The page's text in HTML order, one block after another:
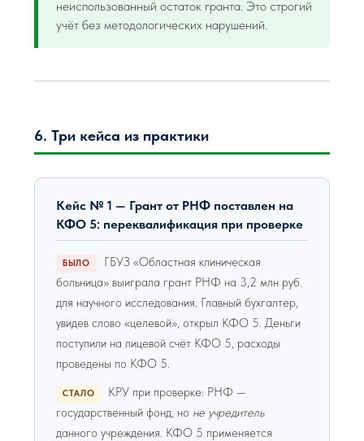
неиспользованный остаток гранта. Это строгий
учёт без методологических нарушений.
6. Три кейса из практики
Кейс № 1 — Грант от РНФ поставлен на
КФО 5: переквалификация при проверке
БЫЛО
ГБУЗ «Областная клиническая
больница» выиграла грант РНФ на 3,2 млн руб.
для научного исследования. Главный бухгалтер,
увидев слово «целевой», открыл КФО 5. Деньги
поступили на лицевой счёт КФО 5, расходы
проведены по КФО 5.
СТАЛО
КРУ при проверке: РНФ —
государственный фонд, но не учредитель
данного учреждения. КФО 5 применяется